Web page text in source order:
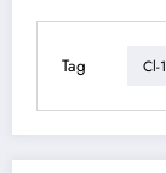
Tag Cl-1